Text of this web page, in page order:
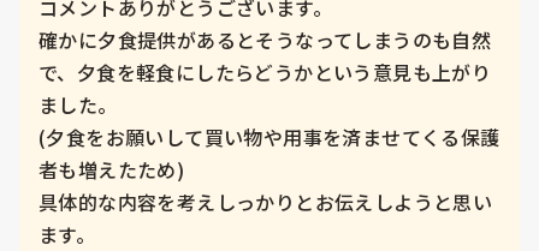
コメントありがとうございます。
確かに夕食提供があるとそうなってしまうのも自然
で、夕食を軽食にしたらどうかという意見も上がり
ました。
(夕食をお願いして買い物や用事を済ませてくる保護
者も増えたため)
具体的な内容を考えしっかりとお伝えしようと思い
ます。